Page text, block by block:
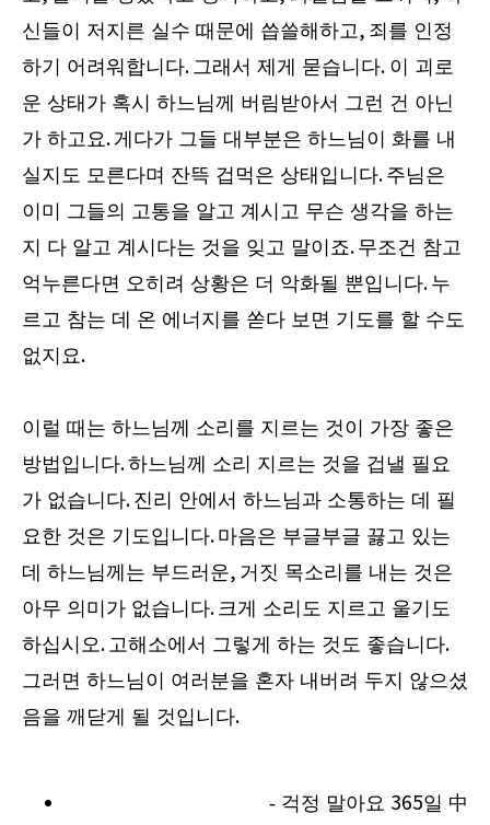
신들이 저지른 실수 때문에 씁쓸해하고, 죄를 인정
하기 어려워합니다. 그래서 제게 묻습니다. 이 괴로
운 상태가 혹시 하느님께 버림받아서 그런 건 아닌
가 하고요.게다가 그들 대부분은 하느님이 화를 내
실지도 모른다며 잔뜩 겁먹은 상태입니다. 주님은
이미 그들의 고통을 알고 계시고 무슨 생각을 하는
지 다 알고 계시다는 것을 잊고 말이죠. 무조건 참고
억누른다면 오히려 상황은 더 악화될 뿐입니다. 누
르고 참는 데 온 에너지를 쏟다 보면 기도를 할 수도
없지요.
이럴 때는 하느님께 소리를 지르는 것이 가장 좋은
방법입니다.하느님께 소리 지르는 것을 겁낼 필요
가 없습니다. 진리 안에서 하느님과 소통하는 데 필
요한 것은 기도입니다. 마음은 부글부글 끓고 있는
데 하느님께는 부드러운, 거짓 목소리를 내는 것은
아무 의미가 없습니다. 크게 소리도 지르고 울기도
하십시오. 고해소에서 그렇게 하는 것도 좋습니다.
그러면 하느님이 여러분을 혼자 내버려 두지 않으셨
음을 깨닫게 될 것입니다.
- 걱정 말아요 365일 中